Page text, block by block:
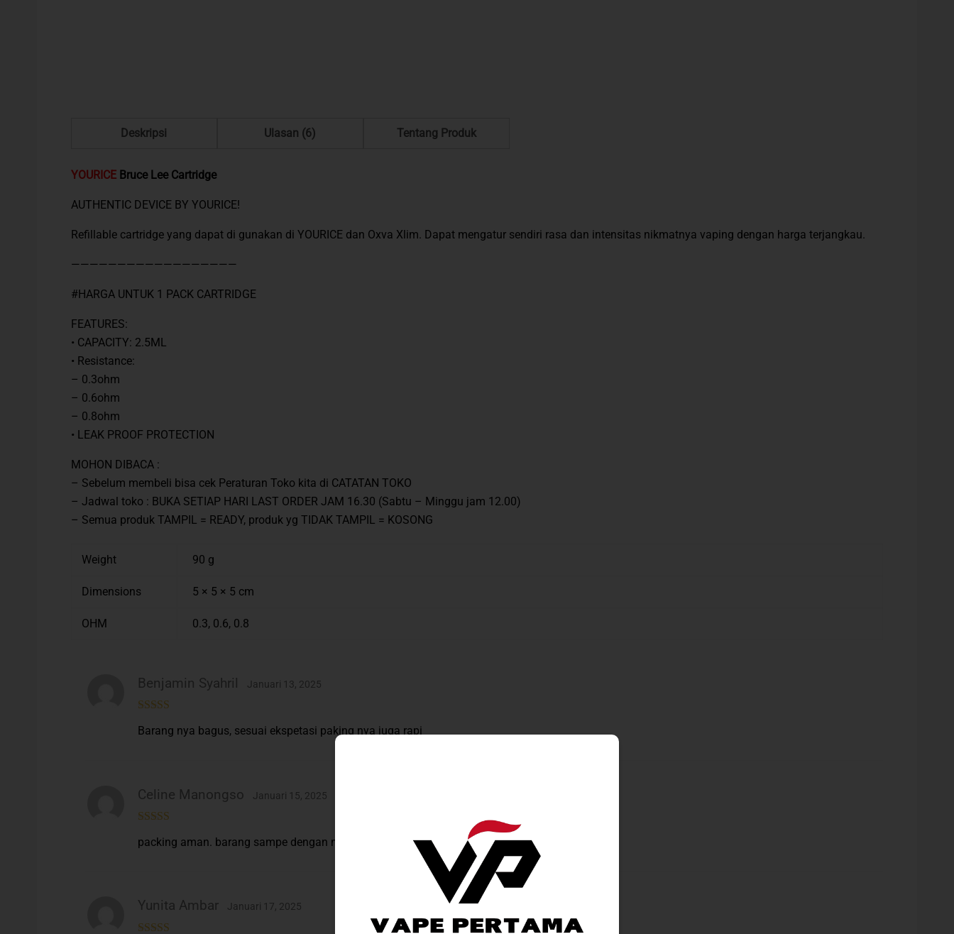
Deskripsi Ulasan (6) Tentang Produk
YOURICE Bruce Lee Cartridge
AUTHENTIC DEVICE BY YOURICE!
Refillable cartridge yang dapat di gunakan di YOURICE dan Oxva Xlim. Dapat mengatur sendiri rasa dan intensitas nikmatnya vaping dengan harga terjangkau.
——————————————————
#HARGA UNTUK 1 PACK CARTRIDGE
FEATURES:
•⁠ ⁠CAPACITY: 2.5ML
•⁠ Resistance:
– 0.3ohm
– 0.6ohm
– 0.8ohm
•⁠ ⁠LEAK PROOF PROTECTION
MOHON DIBACA :
– Sebelum membeli bisa cek Peraturan Toko kita di CATATAN TOKO
– Jadwal toko : BUKA SETIAP HARI LAST ORDER JAM 16.30 (Sabtu – Minggu jam 12.00)
– Semua produk TAMPIL = READY, produk yg TIDAK TAMPIL = KOSONG
Weight 90 g
Dimensions 5 × 5 × 5 cm
OHM 0.3, 0.6, 0.8
of 5
Benjamin Syahril Januari 13, 2025
Barang nya bagus, sesuai ekspetasi paking nya juga rapi
of 5
Celine Manongso Januari 15, 2025
packing aman. barang sampe dengan mulus. kelengkapan item produknya lengkap. ada semua.
Yunita Ambar Januari 17, 2025